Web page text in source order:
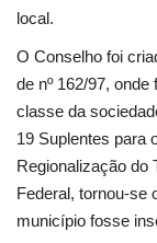
local.
O Conselho foi
de nº 162/97,
classe da
19 Suplentes para
Regionalização do
Federal, tornou-se
município fosse